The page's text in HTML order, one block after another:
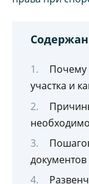
Почему
участка и